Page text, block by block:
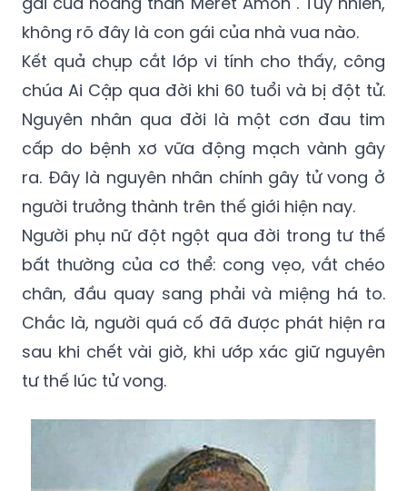
không rõ đây là con gái của nhà vua nào.
Kết quả chụp cắt lớp vi tính cho thấy, công
chúa Ai Cập qua đời khi 60 tuổi và bị đột tử.
Nguyên nhân qua đời là một cơn đau tim
cấp do bệnh xơ vữa động mạch vành gây
ra. Đây là nguyên nhân chính gây tử vong ở
người trưởng thành trên thế giới hiện nay.
Người phụ nữ đột ngột qua đời trong tư thế
bất thường của cơ thể: cong vẹo, vắt chéo
chân, đầu quay sang phải và miệng há to.
Chắc là, người quá cố đã được phát hiện ra
sau khi chết vài giờ, khi ướp xác giữ nguyên
tư thế lúc tử vong.